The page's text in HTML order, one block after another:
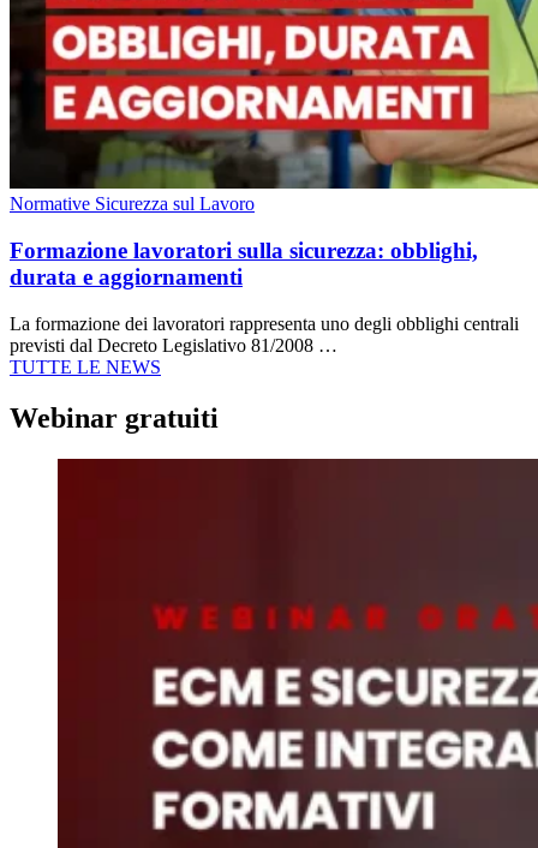
Normative Sicurezza sul Lavoro
Formazione lavoratori sulla sicurezza: obblighi,
durata e aggiornamenti
La formazione dei lavoratori rappresenta uno degli obblighi centrali
previsti dal Decreto Legislativo 81/2008 …
TUTTE LE NEWS
Webinar gratuiti